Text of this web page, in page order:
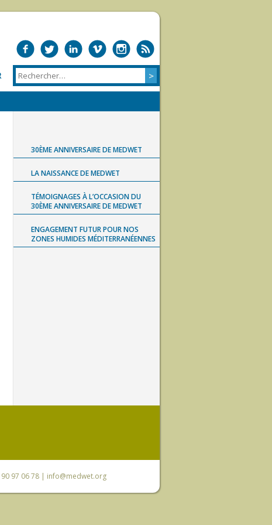
30ÈME ANNIVERSAIRE DE MEDWET
LA NAISSANCE DE MEDWET
TÉMOIGNAGES À L’OCCASION DU
30ÈME ANNIVERSAIRE DE MEDWET
ENGAGEMENT FUTUR POUR NOS
ZONES HUMIDES MÉDITERRANÉENNES
97 06 78 | info@medwet.org